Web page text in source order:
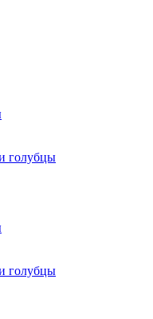
голубцы
голубцы